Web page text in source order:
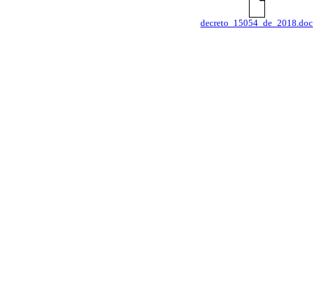
decreto_15054_de_2018.doc